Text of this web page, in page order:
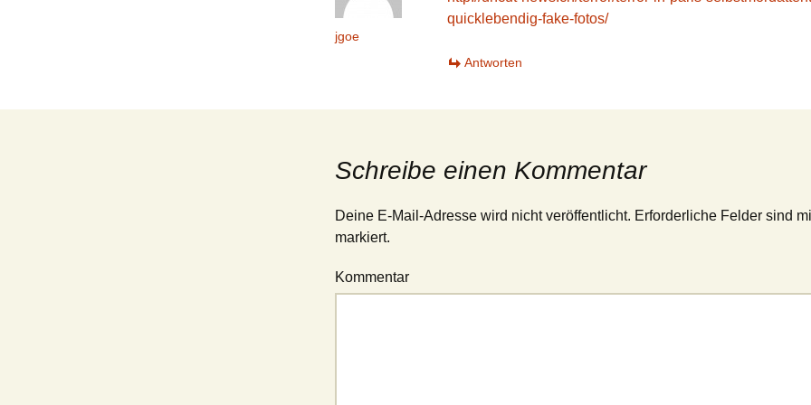
jgoe
quicklebendig-fake-fotos/
Antworten
Schreibe einen Kommentar
Deine E-Mail-Adresse wird nicht veröffentlicht. Erforderliche Felder sind
markiert.
Kommentar